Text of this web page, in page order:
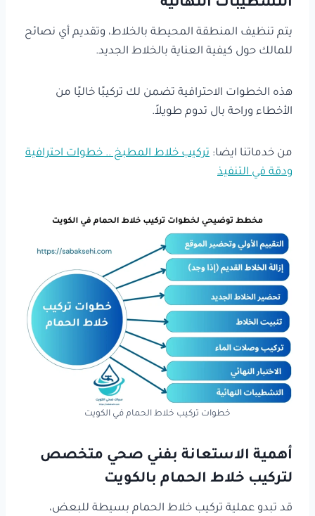
التشطيبات النهائية
يتم تنظيف المنطقة المحيطة بالخلاط، وتقديم أي نصائح
للمالك حول كيفية العناية بالخلاط الجديد.
هذه الخطوات الاحترافية تضمن لك تركيبًا خاليًا من
الأخطاء وراحة بال تدوم طويلاً.
من خدماتنا ايضا: تركيب خلاط المطبخ .. خطوات احترافية
ودقة في التنفيذ
خطوات تركيب خلاط الحمام في الكويت
أهمية الاستعانة بفني صحي متخصص
لتركيب خلاط الحمام بالكويت
قد تبدو عملية تركيب خلاط الحمام بسيطة للبعض،